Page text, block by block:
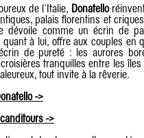
de l’Italie, Donatello
palais florentins et
dévoile comme un écrin de
quant à lui, offre aux couples en
de pureté : les aurores
tranquilles entre les
tout invite à la rêverie.
->
->